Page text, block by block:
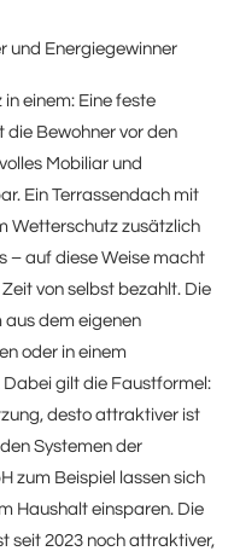
und Energiegewinner
einem: Eine feste
Bewohner vor den
Mobiliar und
Ein Terrassendach mit
Wetterschutz zusätzlich
– auf diese Weise macht
von selbst bezahlt. Die
aus dem eigenen
oder in einem
gilt die Faustformel:
desto attraktiver ist
Systemen der
zum Beispiel lassen sich
Haushalt einsparen. Die
seit 2023 noch attraktiver,